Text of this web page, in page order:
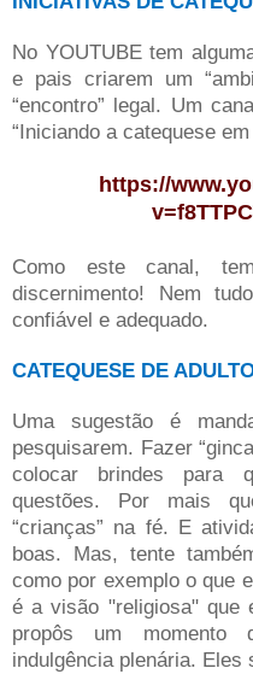
No YOUTUBE tem
e pais criarem um
“encontro” legal. Um
“Iniciando a catequese em
https://
Como este canal,
discernimento! Nem
confiável e adequado.
CATEQUESE DE
Uma sugestão é
pesquisarem. Fazer
colocar brindes para
questões. Por mais
“crianças” na fé. E
boas. Mas, tente
como por exemplo o que
é a visão "religiosa" que
propôs um momento
indulgência plenária. Eles